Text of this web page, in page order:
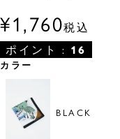
¥1,760税込
ポイント : 16
カラー
BLACK